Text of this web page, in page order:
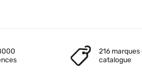
216 marques
catalogue